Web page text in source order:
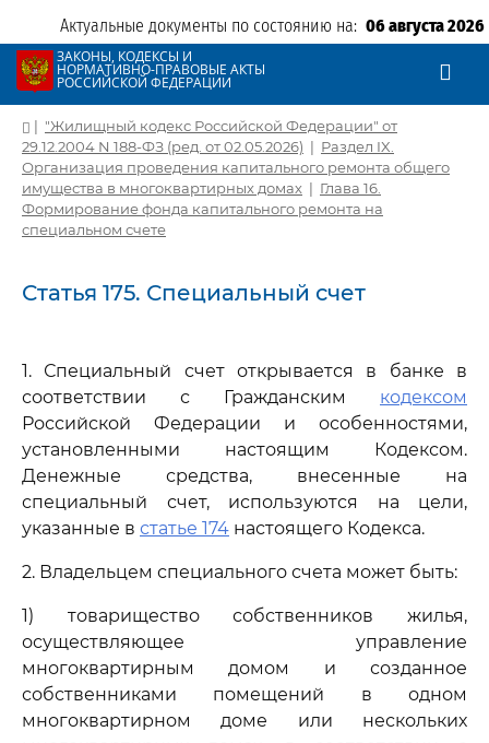
Актуальные документы по состоянию на: 06 августа 2026
ЗАКОНЫ, КОДЕКСЫ И
НОРМАТИВНО-ПРАВОВЫЕ АКТЫ
РОССИЙСКОЙ ФЕДЕРАЦИИ
| "Жилищный кодекс Российской Федерации" от
29.12.2004 N 188-ФЗ (ред. от 02.05.2026) | Раздел IX.
Организация проведения капитального ремонта общего
имущества в многоквартирных домах | Глава 16.
Формирование фонда капитального ремонта на
специальном счете
Статья 175. Специальный счет
1. Специальный счет открывается в банке в
соответствии с Гражданским кодексом
Российской Федерации и особенностями,
установленными настоящим Кодексом.
Денежные средства, внесенные на
специальный счет, используются на цели,
указанные в статье 174 настоящего Кодекса.
2. Владельцем специального счета может быть:
1) товарищество собственников жилья,
осуществляющее управление
многоквартирным домом и созданное
собственниками помещений в одном
многоквартирном доме или нескольких